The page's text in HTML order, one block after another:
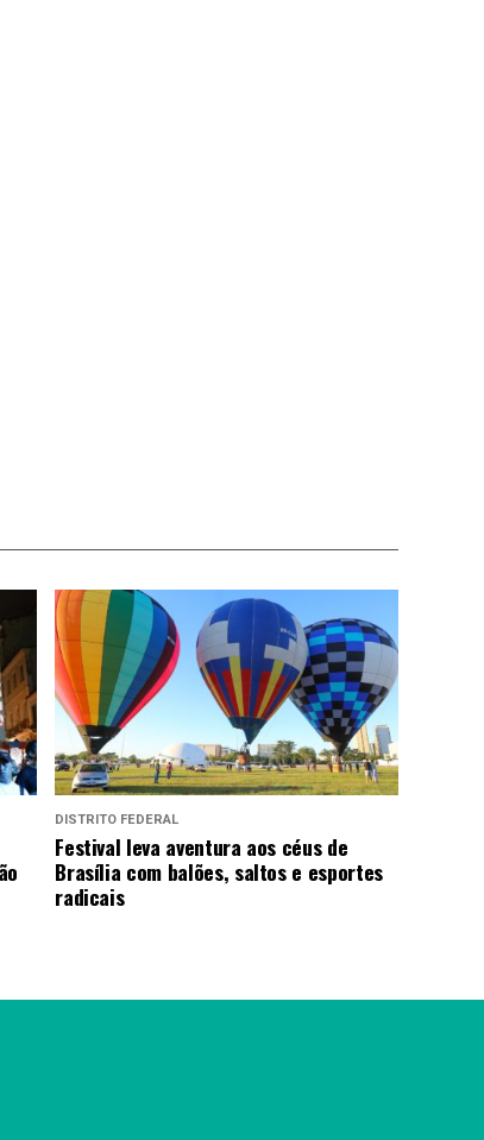
DISTRITO FEDERAL
Festival leva aventura aos céus de
Brasília com balões, saltos e esportes
radicais